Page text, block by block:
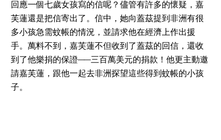
回應一個七歲女孩寫的信呢？儘管有許多的懷疑，嘉
芙蓮還是把信寄出了。信中，她向蓋茲提到非洲有很
多小孩急需蚊帳的情況，並請求他在經濟上作出援
手。萬料不到，嘉芙蓮不但收到了蓋茲的回信，還收
到了他樂捐的保證──三百萬美元的捐款！他更主動邀
請嘉芙蓮，跟他一起去非洲探望這些得到蚊帳的小孩
子。